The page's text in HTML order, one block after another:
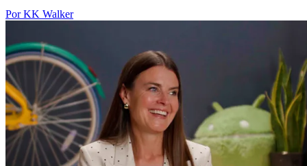
Por KK Walker